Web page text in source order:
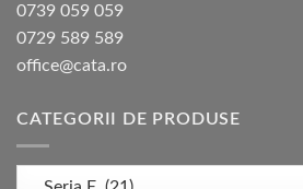
0739 059 059
0729 589 589
office@cata.ro
CATEGORII DE PRODUSE